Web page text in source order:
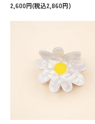
2,600円(税込2,860円)